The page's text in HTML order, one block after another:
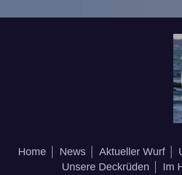
Home News Aktueller Wurf
Unsere Deckrüden
Im